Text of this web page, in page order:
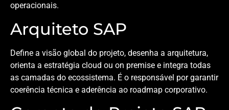
operacionais.
Arquiteto SAP
Define a visão global do projeto, desenha a arquitetura,
orienta a estratégia cloud ou on premise e integra todas
as camadas do ecossistema. É o responsável por garantir
coerência técnica e aderência ao roadmap corporativo.